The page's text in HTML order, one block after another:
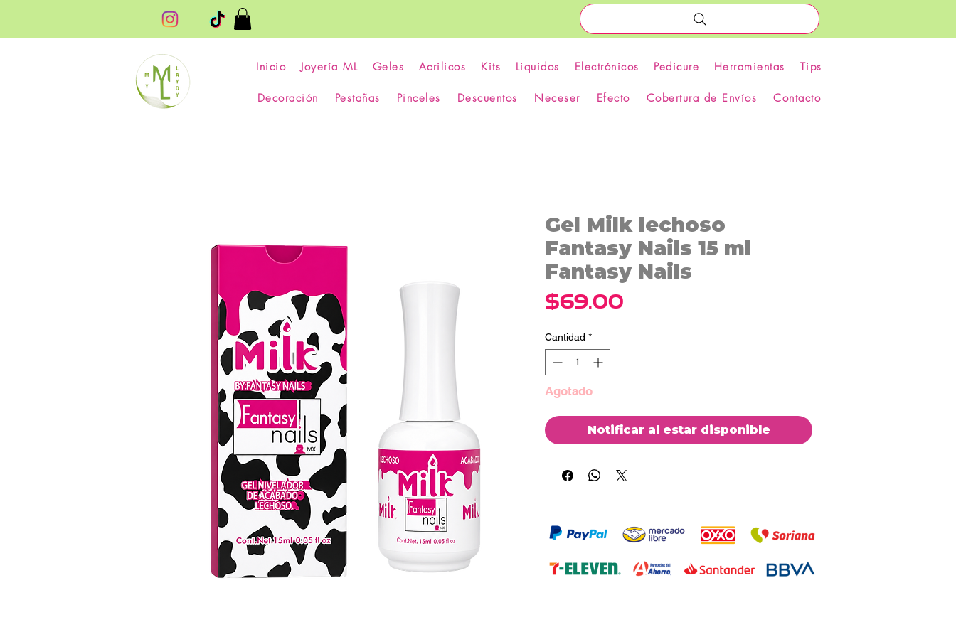
Inicio Joyería ML Geles Acrilicos Kits Liquidos Electrónicos Pedicure Herramientas Tips
Decoración Pestañas Pinceles Descuentos Neceser Efecto Cobertura de Envíos Contacto
Gel Milk lechoso
Fantasy Nails 15 ml
Fantasy Nails
$69.00
Cantidad *
Agotado
Notificar al estar disponible